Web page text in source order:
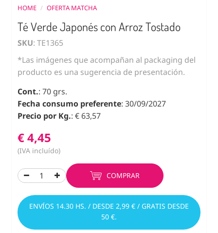
HOME / OFERTA MATCHA
Té Verde Japonés con Arroz Tostado
SKU: TE1365
*Las imágenes que acompañan al packaging del
producto es una sugerencia de presentación.
Cont.: 70 grs.
Fecha consumo preferente: 30/09/2027
Precio por Kg.: € 63,57
€ 4,45
(IVA incluído)
COMPRAR
ENVÍOS 14.30 HS. / DESDE 2,99 € / GRATIS DESDE
50 €.